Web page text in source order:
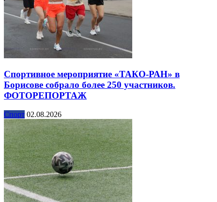
Спортивное мероприятие «ТАКО-РАН» в
Борисове собрало более 250 участников.
ФОТОРЕПОРТАЖ
Спорт 02.08.2026